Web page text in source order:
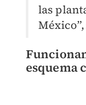
las
esquema